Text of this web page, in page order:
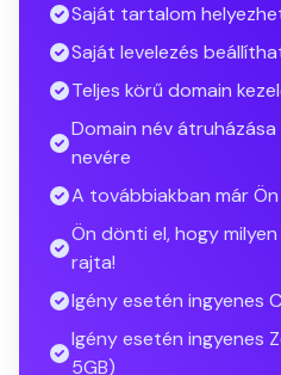
Saját tartalom
Saját levelezés
Teljes körű domain
Domain név
nevére
A továbbiakban már
Ön dönti el, hogy
rajta!
Igény esetén ingyenes
Igény esetén ingyenes
5GB)